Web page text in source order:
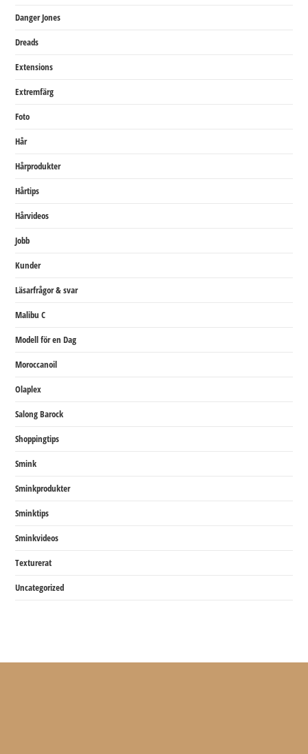
Danger Jones
Dreads
Extensions
Extremfärg
Foto
Hår
Hårprodukter
Hårtips
Hårvideos
Jobb
Kunder
Läsarfrågor & svar
Malibu C
Modell för en Dag
Moroccanoil
Olaplex
Salong Barock
Shoppingtips
Smink
Sminkprodukter
Sminktips
Sminkvideos
Texturerat
Uncategorized